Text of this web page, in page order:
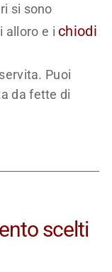
si sono
alloro e i chiodi
Puoi
da fette di
scelti